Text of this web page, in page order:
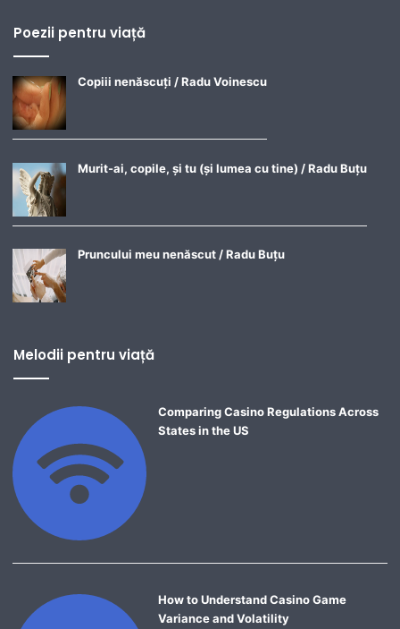
Poezii pentru viață
Copiii nenăscuți / Radu Voinescu
Murit-ai, copile, și tu (și lumea cu tine) / Radu Buțu
Pruncului meu nenăscut / Radu Buțu
Melodii pentru viață
Comparing Casino Regulations Across
States in the US
How to Understand Casino Game
Variance and Volatility